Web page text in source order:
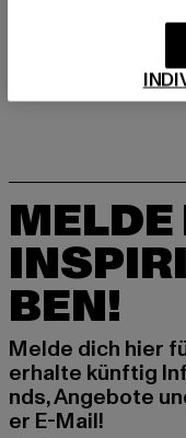
LIEFERUNG &
BEN!
Melde dich hier
erhalte künftig
nds, Angebote
er E-Mail!